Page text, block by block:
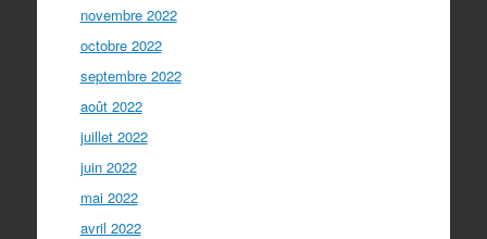
novembre 2022
octobre 2022
septembre 2022
août 2022
juillet 2022
juin 2022
mai 2022
avril 2022